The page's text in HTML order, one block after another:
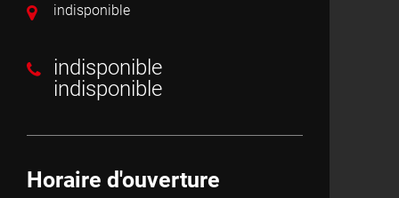
indisponible
indisponible
indisponible
Horaire d'ouverture